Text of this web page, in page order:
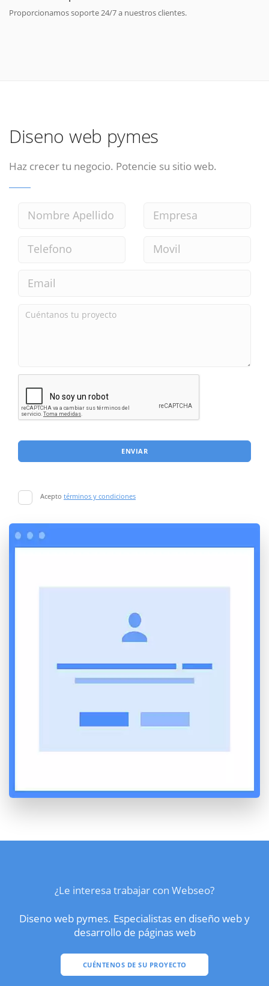
Proporcionamos soporte 24/7 a nuestros clientes.
Diseno web pymes
Haz crecer tu negocio. Potencie su sitio web.
ENVIAR
Acepto términos y condiciones
¿Le interesa trabajar con Webseo?
Diseno web pymes. Especialistas en diseño web y
desarrollo de páginas web
CUÉNTENOS DE SU PROYECTO